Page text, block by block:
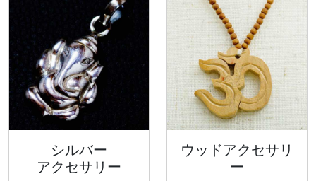
シルバー
アクセサリー
ウッドアクセサリ
ー